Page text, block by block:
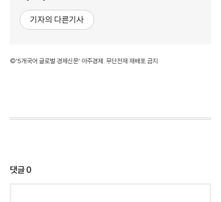
기자의 다른기사
©'5개국어 글로벌 경제신문' 아주경제. 무단전재·재배포 금지
댓글0